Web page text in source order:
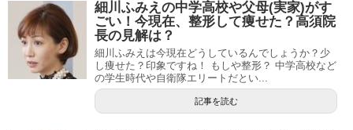
細川ふみえの中学高校や父母(実家)がす
ごい！今現在、整形して痩せた？高須院
長の見解は？
細川ふみえは今現在どうしているんでしょうか？少
し痩せた？印象ですね！ もしや整形？ 中学高校など
の学生時代や自衛隊エリートだとい...
記事を読む